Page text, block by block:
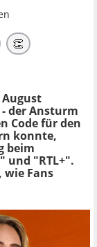
👏
- der Ansturm
Code für den
konnte,
beim
und "RTL+".
wie Fans